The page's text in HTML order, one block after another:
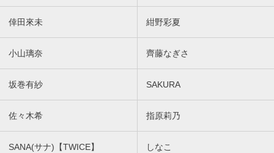
倖田來未 紺野彩夏
小山璃奈 齊藤なぎさ
坂巻有紗 SAKURA
佐々木希 指原莉乃
SANA(サナ)【TWICE】 しなこ